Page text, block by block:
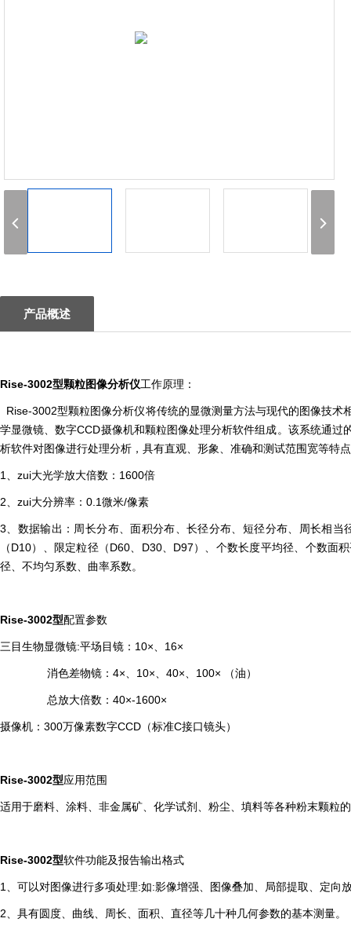
产品概述
Rise-3002型颗粒图像分析仪工作原理：
Rise-3002型颗粒图像分析仪将传统的显微测量方法与现代的图像技
学显微镜、数字CCD摄像机和颗粒图像处理分析软件组成。该系统通
析软件对图像进行处理分析，具有直观、形象、准确和测试范围宽等特
1、zui大光学放大倍数：1600倍
2、zui大分辨率：0.1微米/像素
3、数据输出：周长分布、面积分布、长径分布、短径分布、周长相
（D10）、限定粒径（D60、D30、D97）、个数长度平均径、个数
径、不均匀系数、曲率系数。
Rise-3002型配置参数
三目生物显微镜:平场目镜：10×、16×
消色差物镜：4×、10×、40×、100× （油）
总放大倍数：40×-1600×
摄像机：300万像素数字CCD（标准C接口镜头）
Rise-3002型应用范围
适用于磨料、涂料、非金属矿、化学试剂、粉尘、填料等各种粉末颗粒
Rise-3002型软件功能及报告输出格式
1、可以对图像进行多项处理:如:影像增强、图像叠加、局部提取、定向
2、具有圆度、曲线、周长、面积、直径等几十种几何参数的基本测量。